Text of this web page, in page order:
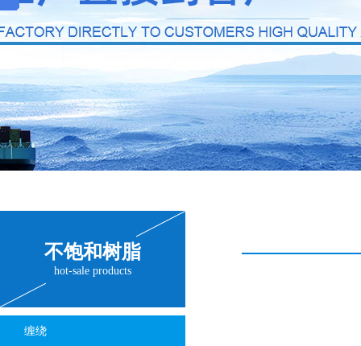
不饱和树脂
hot-sale products
缠绕